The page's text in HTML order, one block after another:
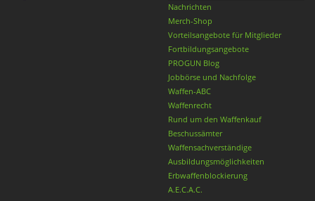
Nachrichten
Merch-Shop
Vorteilsangebote für Mitglieder
Fortbildungsangebote
PROGUN Blog
Jobbörse und Nachfolge
Waffen-ABC
Waffenrecht
Rund um den Waffenkauf
Beschussämter
Waffensachverständige
Ausbildungsmöglichkeiten
Erbwaffenblockierung
A.E.C.A.C.